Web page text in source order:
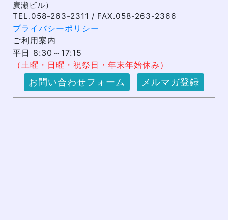
廣瀬ビル）
TEL.058-263-2311 / FAX.058-263-2366
プライバシーポリシー
ご利用案内
平日 8:30～17:15
（土曜・日曜・祝祭日・年末年始休み）
お問い合わせフォーム メルマガ登録